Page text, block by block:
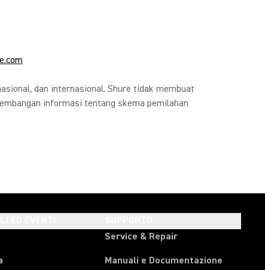
dan internasional. Shure tidak membuat
informasi tentang skema pemilahan
Service & Repair
Manuali e Documentazione